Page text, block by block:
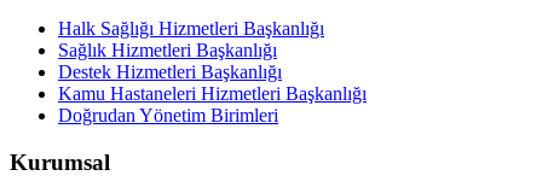
Halk Sağlığı Hizmetleri Başkanlığı
Sağlık Hizmetleri Başkanlığı
Destek Hizmetleri Başkanlığı
Kamu Hastaneleri Hizmetleri Başkanlığı
Doğrudan Yönetim Birimleri
Kurumsal